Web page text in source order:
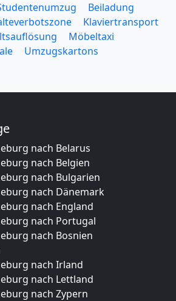
Beiladung
Klaviertransport
Möbeltaxi
Umzugskartons
nach Belarus
nach Belgien
nach Bulgarien
nach Dänemark
nach England
nach Portugal
nach Bosnien
nach Irland
nach Lettland
nach Zypern